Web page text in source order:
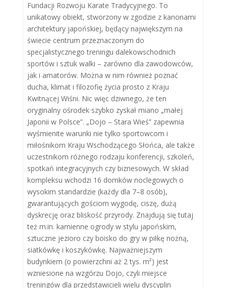
Fundacji Rozwoju Karate Tradycyjnego. To
unikatowy obiekt, stworzony w zgodzie z kanonami
architektury japońskiej, będący największym na
świecie centrum przeznaczonym do
specjalistycznego treningu dalekowschodnich
sportów i sztuk walki – zarówno dla zawodowców,
jak i amatorów. Można w nim również poznać
ducha, klimat i filozofię życia prosto z Kraju
Kwitnącej Wiśni. Nic więc dziwnego, że ten
oryginalny ośrodek szybko zyskał miano „małej
Japonii w Polsce”. „Dojo – Stara Wieś” zapewnia
wyśmienite warunki nie tylko sportowcom i
miłośnikom Kraju Wschodzącego Słońca, ale także
uczestnikom różnego rodzaju konferencji, szkoleń,
spotkań integracyjnych czy biznesowych. W skład
kompleksu wchodzi 16 domków noclegowych o
wysokim standardzie (każdy dla 7–8 osób),
gwarantujących gościom wygodę, ciszę, dużą
dyskrecję oraz bliskość przyrody. Znajdują się tutaj
też m.in. kamienne ogrody w stylu japońskim,
sztuczne jezioro czy boisko do gry w piłkę nożną,
siatkówkę i koszykówkę. Najważniejszym
budynkiem (o powierzchni aż 2 tys. m²) jest
wzniesione na wzgórzu Dojo, czyli miejsce
treningów dla przedstawicieli wielu dyscyplin